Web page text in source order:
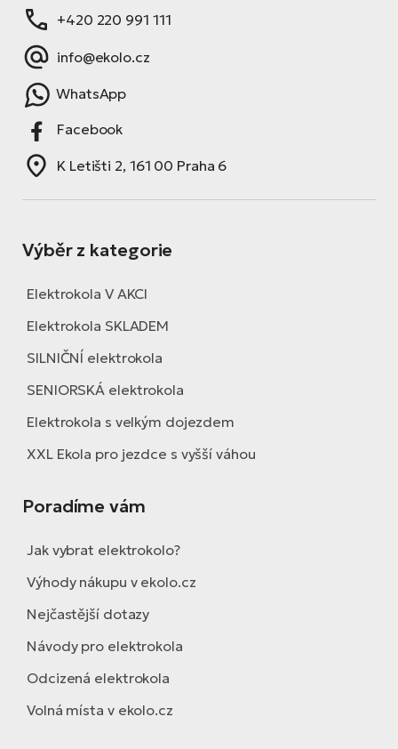
+420 220 991 111
info@ekolo.cz
WhatsApp
Facebook
K Letišti 2, 161 00 Praha 6
Výběr z kategorie
Elektrokola V AKCI
Elektrokola SKLADEM
SILNIČNÍ elektrokola
SENIORSKÁ elektrokola
Elektrokola s velkým dojezdem
XXL Ekola pro jezdce s vyšší váhou
Poradíme vám
Jak vybrat elektrokolo?
Výhody nákupu v ekolo.cz
Nejčastější dotazy
Návody pro elektrokola
Odcizená elektrokola
Volná místa v ekolo.cz